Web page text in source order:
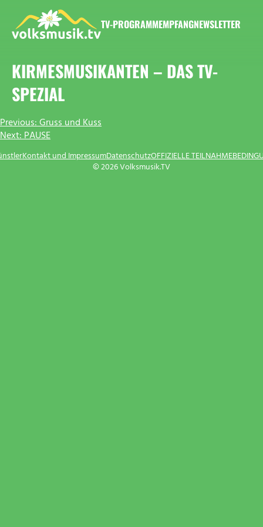
Inhalt
springen
TV-PROGRAMMEMPFANGNEWSLETTER
KIRMESMUSIKANTEN – DAS TV-
SPEZIAL
BEITRAGSNAVIGATION
Previous:Gruss und Kuss
Next:PAUSE
© 2026 Volksmusik.TV
Kontakt und ImpressumDatenschutzOFFIZIELLE